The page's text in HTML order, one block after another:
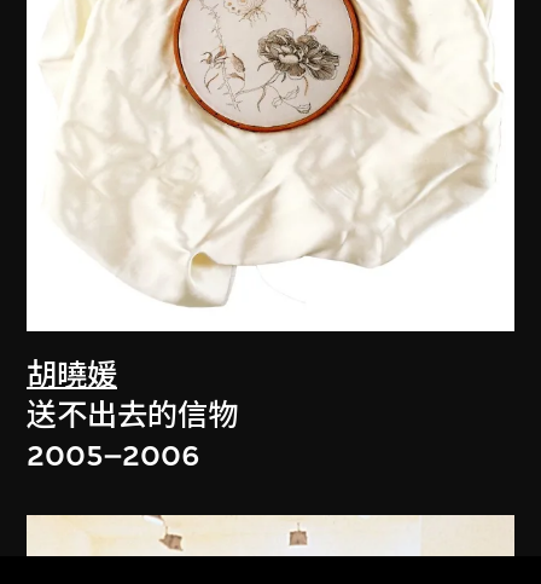
胡曉媛
送不出去的信物
2005–2006